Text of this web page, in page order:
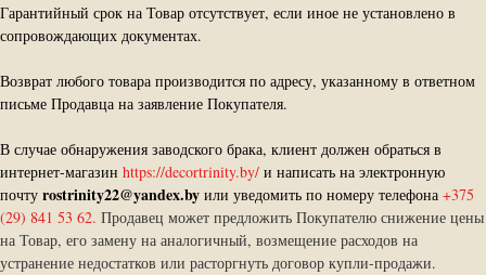
Гарантийный срок на Товар отсутствует, если иное не установлено в
сопровождающих документах.
Возврат любого товара производится по адресу, указанному в ответном
письме Продавца на заявление Покупателя.
В случае обнаружения заводского брака, клиент должен обраться в
интернет-магазин https://decortrinity.by/ и написать на электронную
почту rostrinity22@yandex.by или уведомить по номеру телефона +375
(29) 841 53 62. Продавец может предложить Покупателю снижение цены
на Товар, его замену на аналогичный, возмещение расходов на
устранение недостатков или расторгнуть договор купли-продажи.